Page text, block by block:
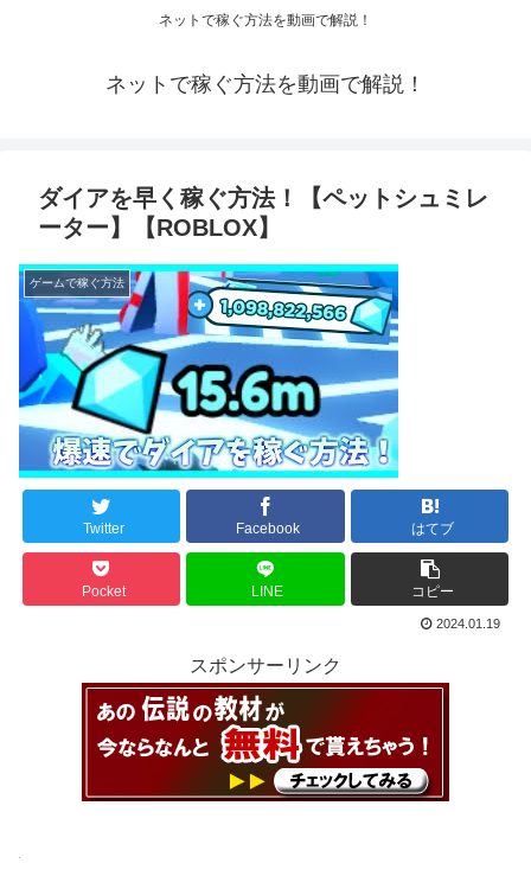
ネットで稼ぐ方法を動画で解説！
ネットで稼ぐ方法を動画で解説！
ダイアを早く稼ぐ方法！【ペットシュミレ
ーター】【ROBLOX】
ゲームで稼ぐ方法
Twitter Facebook はてブ
Pocket LINE コピー
2024.01.19
スポンサーリンク